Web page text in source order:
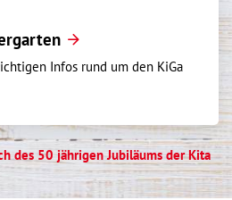
Infos rund um den KiGa
des 50 jährigen Jubiläums der Kita